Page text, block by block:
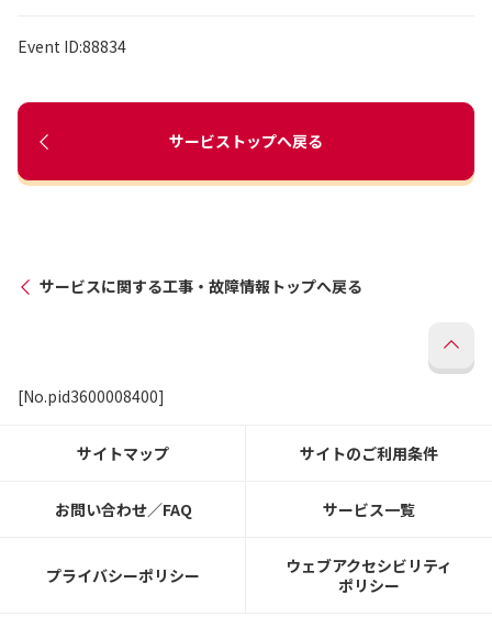
Event ID:88834
サービストップへ戻る
サービスに関する工事・故障情報トップへ戻る
[No.pid3600008400]
サイトマップ サイトのご利用条件
お問い合わせ／FAQ サービス一覧
プライバシーポリシー
ウェブアクセシビリティ
ポリシー